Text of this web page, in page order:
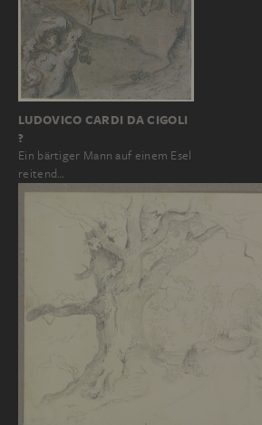
LUDOVICO CARDI DA CIGOLI
?
Ein bärtiger Mann auf einem Esel
reitend…